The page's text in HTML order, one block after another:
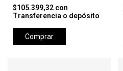
$105.399,32 con
Transferencia o depósito
Comprar